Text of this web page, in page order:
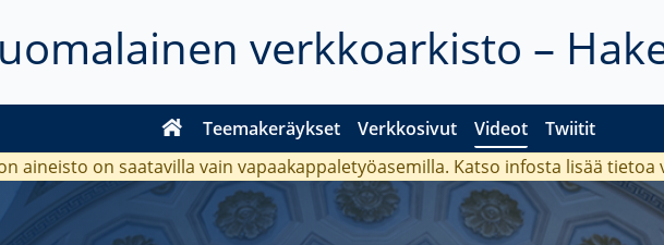
verkkoarkisto –
Teemakeräykset Verkkosivut Videot Twiitit
aineisto on saatavilla vain vapaakappaletyöasemilla. Katso infosta lisää tietoa